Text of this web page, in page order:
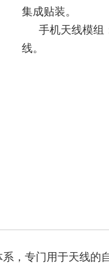
集成贴装。
手机天线模组
线。
，专门用于天线的